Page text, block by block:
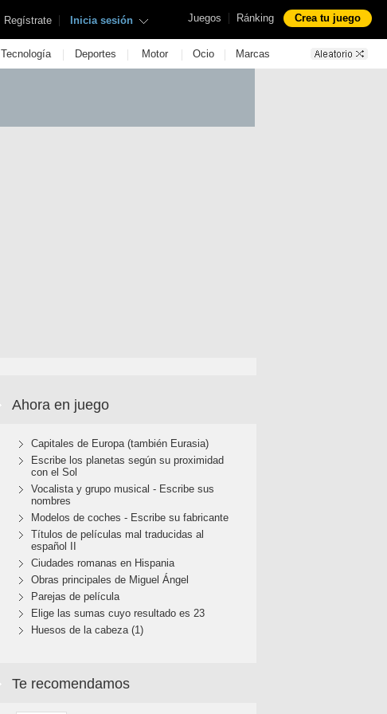
Juegos | Ránking Crea tu juego
Regístrate | Inicia sesión
Tecnología | Deportes | Motor | Ocio | Marcas
Ahora en juego
Capitales de Europa (también Eurasia)
Escribe los planetas según su proximidad
con el Sol
Vocalista y grupo musical - Escribe sus
nombres
Modelos de coches - Escribe su fabricante
Títulos de películas mal traducidas al
español II
Ciudades romanas en Hispania
Obras principales de Miguel Ángel
Parejas de película
Elige las sumas cuyo resultado es 23
Huesos de la cabeza (1)
Te recomendamos